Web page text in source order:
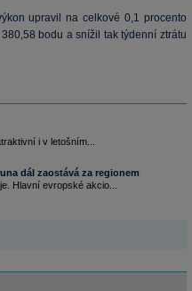
upravil na celkové 0,1 procento
bodu a snížil tak týdenní ztrátu
i v letošním...
dál zaostává za regionem
Hlavní evropské akcio...